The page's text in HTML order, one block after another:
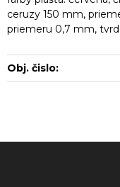
ceruzy 150 mm,
priemeru 0,7 mm,
Obj. čislo: